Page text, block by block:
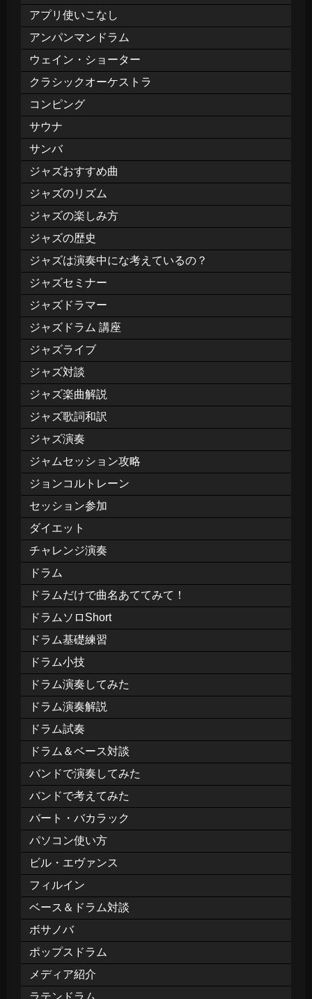
アプリ使いこなし
アンパンマンドラム
ウェイン・ショーター
クラシックオーケストラ
コンピング
サウナ
サンバ
ジャズおすすめ曲
ジャズのリズム
ジャズの楽しみ方
ジャズの歴史
ジャズは演奏中にな考えているの？
ジャズセミナー
ジャズドラマー
ジャズドラム 講座
ジャズライブ
ジャズ対談
ジャズ楽曲解説
ジャズ歌詞和訳
ジャズ演奏
ジャムセッション攻略
ジョンコルトレーン
セッション参加
ダイエット
チャレンジ演奏
ドラム
ドラムだけで曲名あててみて！
ドラムソロShort
ドラム基礎練習
ドラム小技
ドラム演奏してみた
ドラム演奏解説
ドラム試奏
ドラム＆ベース対談
バンドで演奏してみた
バンドで考えてみた
バート・バカラック
パソコン使い方
ビル・エヴァンス
フィルイン
ベース＆ドラム対談
ボサノバ
ポップスドラム
メディア紹介